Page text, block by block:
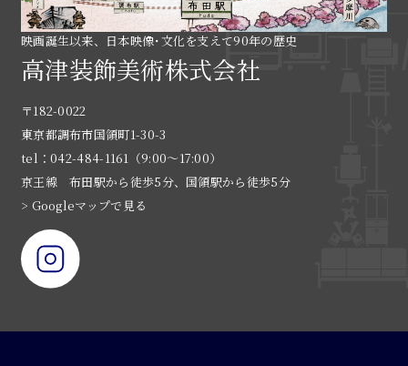
映画誕生以来、日本映像･文化を支えて90年の歴史
高津装飾美術株式会社
〒182-0022
東京都調布市国領町1-30-3
tel：042-484-1161（9:00〜17:00）
京王線 布田駅から徒歩5分、国領駅から徒歩5分
> Googleマップで見る